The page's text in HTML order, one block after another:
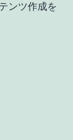
ンツ作成を